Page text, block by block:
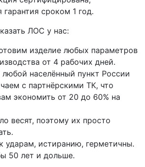
гарантия сроком 1 год.
ЛОС у нас:
изделие любых параметров
от 4 рабочих дней.
населённый пункт России
с партнёрскими ТК, что
экономить от 20 до 60% на
весят, поэтому их просто
ударам, истиранию, герметичны.
50 лет и дольше.